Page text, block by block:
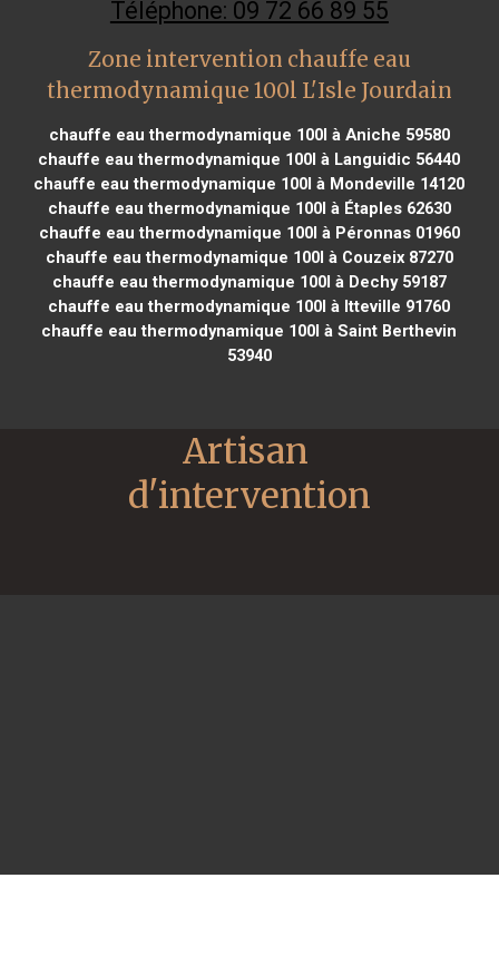
Téléphone: 09 72 66 89 55
Zone intervention chauffe eau
thermodynamique 100l L'Isle Jourdain
chauffe eau thermodynamique 100l à Aniche 59580
chauffe eau thermodynamique 100l à Languidic 56440
chauffe eau thermodynamique 100l à Mondeville 14120
chauffe eau thermodynamique 100l à Étaples 62630
chauffe eau thermodynamique 100l à Péronnas 01960
chauffe eau thermodynamique 100l à Couzeix 87270
chauffe eau thermodynamique 100l à Dechy 59187
chauffe eau thermodynamique 100l à Itteville 91760
chauffe eau thermodynamique 100l à Saint Berthevin
53940
Artisan
d'intervention